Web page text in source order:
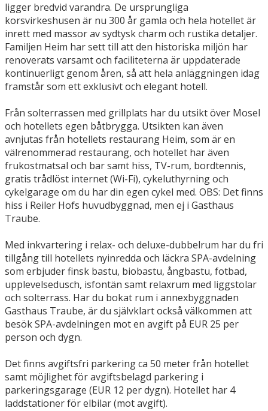
ligger bredvid varandra. De ursprungliga
korsvirkeshusen är nu 300 år gamla och hela hotellet är
inrett med massor av sydtysk charm och rustika detaljer.
Familjen Heim har sett till att den historiska miljön har
renoverats varsamt och faciliteterna är uppdaterade
kontinuerligt genom åren, så att hela anläggningen idag
framstår som ett exklusivt och elegant hotell.
Från solterrassen med grillplats har du utsikt över Mosel
och hotellets egen båtbrygga. Utsikten kan även
avnjutas från hotellets restaurang Heim, som är en
välrenommerad restaurang, och hotellet har även
frukostmatsal och bar samt hiss, TV-rum, bordtennis,
gratis trådlöst internet (Wi-Fi), cykeluthyrning och
cykelgarage om du har din egen cykel med. OBS: Det finns
hiss i Reiler Hofs huvudbyggnad, men ej i Gasthaus
Traube.
Med inkvartering i relax- och deluxe-dubbelrum har du fri
tillgång till hotellets nyinredda och läckra SPA-avdelning
som erbjuder finsk bastu, biobastu, ångbastu, fotbad,
upplevelsedusch, isfontän samt relaxrum med liggstolar
och solterrass. Har du bokat rum i annexbyggnaden
Gasthaus Traube, är du självklart också välkommen att
besök SPA-avdelningen mot en avgift på EUR 25 per
person och dygn.
Det finns avgiftsfri parkering ca 50 meter från hotellet
samt möjlighet för avgiftsbelagd parkering i
parkeringsgarage (EUR 12 per dygn). Hotellet har 4
laddstationer för elbilar (mot avgift).